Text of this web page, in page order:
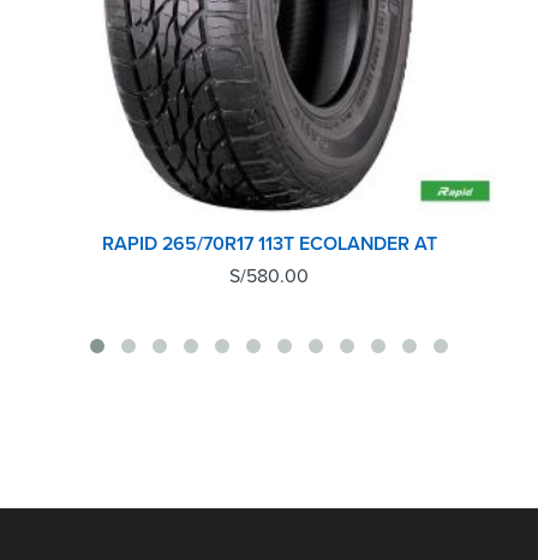
RAPID 265/70R17 113T ECOLANDER AT
S/580.00